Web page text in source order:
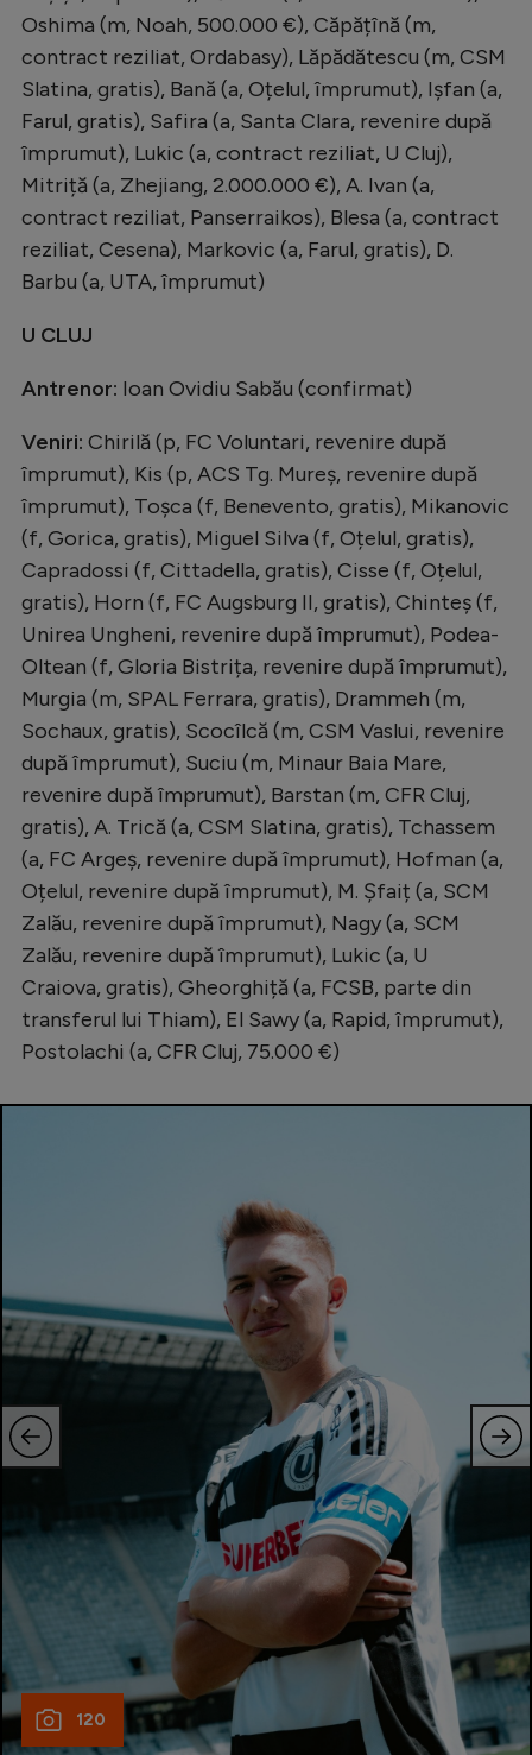
Oshima (m, Noah, 500.000 €), Căpățînă (m,
contract reziliat, Ordabasy), Lăpădătescu (m, CSM
Slatina, gratis), Bană (a, Oțelul, împrumut), Ișfan (a,
Farul, gratis), Safira (a, Santa Clara, revenire după
împrumut), Lukic (a, contract reziliat, U Cluj),
Mitriță (a, Zhejiang, 2.000.000 €), A. Ivan (a,
contract reziliat, Panserraikos), Blesa (a, contract
reziliat, Cesena), Markovic (a, Farul, gratis), D.
Barbu (a, UTA, împrumut)
U CLUJ
Antrenor: Ioan Ovidiu Sabău (confirmat)
Veniri: Chirilă (p, FC Voluntari, revenire după
împrumut), Kis (p, ACS Tg. Mureș, revenire după
împrumut), Toșca (f, Benevento, gratis), Mikanovic
(f, Gorica, gratis), Miguel Silva (f, Oțelul, gratis),
Capradossi (f, Cittadella, gratis), Cisse (f, Oțelul,
gratis), Horn (f, FC Augsburg II, gratis), Chinteș (f,
Unirea Ungheni, revenire după împrumut), Podea-
Oltean (f, Gloria Bistrița, revenire după împrumut),
Murgia (m, SPAL Ferrara, gratis), Drammeh (m,
Sochaux, gratis), Scocîlcă (m, CSM Vaslui, revenire
după împrumut), Suciu (m, Minaur Baia Mare,
revenire după împrumut), Barstan (m, CFR Cluj,
gratis), A. Trică (a, CSM Slatina, gratis), Tchassem
(a, FC Argeș, revenire după împrumut), Hofman (a,
Oțelul, revenire după împrumut), M. Șfaiț (a, SCM
Zalău, revenire după împrumut), Nagy (a, SCM
Zalău, revenire după împrumut), Lukic (a, U
Craiova, gratis), Gheorghiță (a, FCSB, parte din
transferul lui Thiam), El Sawy (a, Rapid, împrumut),
Postolachi (a, CFR Cluj, 75.000 €)
120